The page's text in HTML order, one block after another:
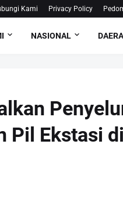
Kami Privacy Policy
NASIONAL
Pil Ekstasi